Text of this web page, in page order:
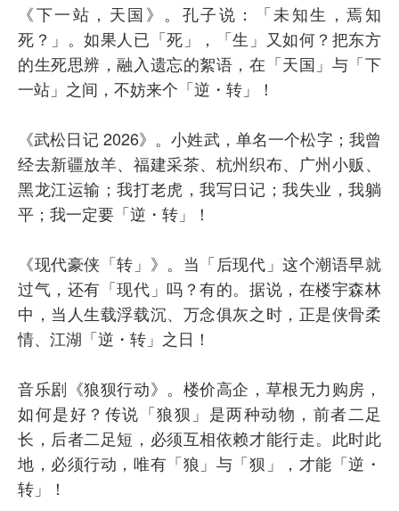
《下一站，天国》。孔子说：「未知生，焉知
死？」。如果人已「死」，「生」又如何？把东方
的生死思辨，融入遗忘的絮语，在「天国」与「下
一站」之间，不妨来个「逆・转」！
《武松日记 2026》。小姓武，单名一个松字；我曾
经去新疆放羊、福建采茶、杭州织布、广州小贩、
黑龙江运输；我打老虎，我写日记；我失业，我躺
平；我一定要「逆・转」！
《现代豪侠「转」》。当「后现代」这个潮语早就
过气，还有「现代」吗？有的。据说，在楼宇森林
中，当人生载浮载沉、万念俱灰之时，正是侠骨柔
情、江湖「逆・转」之日！
音乐剧《狼狈行动》。楼价高企，草根无力购房，
如何是好？传说「狼狈」是两种动物，前者二足
长，后者二足短，必须互相依赖才能行走。此时此
地，必须行动，唯有「狼」与「狈」，才能「逆・
转」！